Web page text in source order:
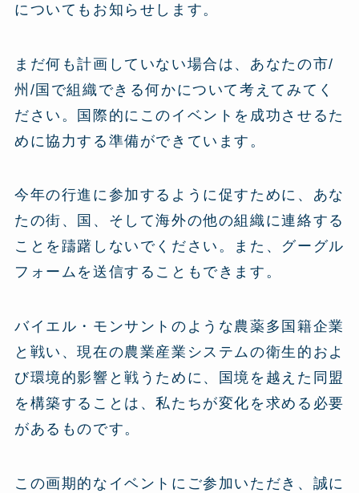
についてもお知らせします。
まだ何も計画していない場合は、あなたの市/
州/国で組織できる何かについて考えてみてく
ださい。国際的にこのイベントを成功させるた
めに協力する準備ができています。
今年の行進に参加するように促すために、あな
たの街、国、そして海外の他の組織に連絡する
ことを躊躇しないでください。また、グーグル
フォームを送信することもできます。
バイエル・モンサントのような農薬多国籍企業
と戦い、現在の農業産業システムの衛生的およ
び環境的影響と戦うために、国境を越えた同盟
を構築することは、私たちが変化を求める必要
があるものです。
この画期的なイベントにご参加いただき、誠に